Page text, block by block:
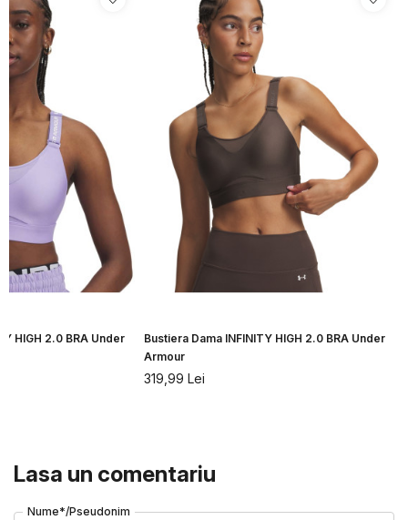
HIGH 2.0 BRA Under
Bustiera Dama INFINITY HIGH 2.0 BRA Under
Armour
319,99 Lei
Lasa un comentariu
Nume*/Pseudonim